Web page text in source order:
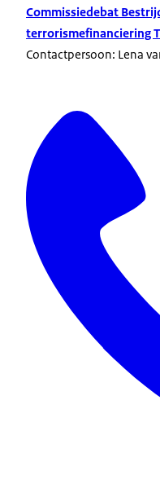
Commissiedebat
terrorismefinanciering
Contactpersoon: Lena